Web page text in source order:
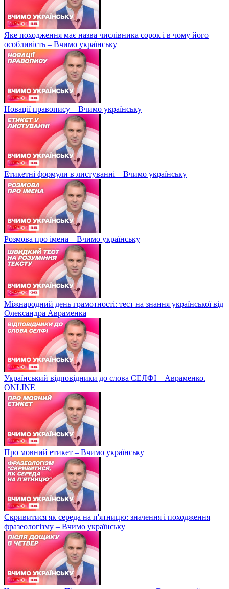
Яке походження має назва числівника сорок і в чому його
особливість – Вчимо українську
Новації правопису – Вчимо українську
Етикетні формули в листуванні – Вчимо українську
Розмова про імена – Вчимо українську
Міжнародний день грамотності: тест на знання української від
Олександра Авраменка
Український відповідники до слова СЕЛФІ – Авраменко.
ONLINE
Про мовний етикет – Вчимо українську
Скривитися як середа на п'ятницю: значення і походження
фразеологізму – Вчимо українську